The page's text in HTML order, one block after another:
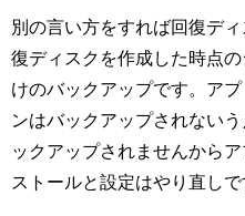
別の言い方をすれば回復ディ
復ディスクを作成した時点
けのバックアップです。アプ
ンはバックアップされない
ックアップされませんから
ストールと設定はやり直しで